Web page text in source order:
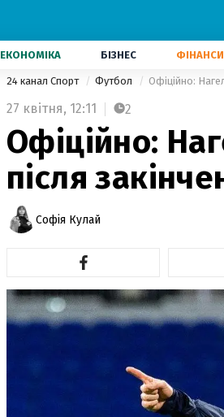
ЕКОНОМІКА БІЗНЕС ФІНАНСИ
24 канал Спорт Футбол Офіційно:
27 квітня, 12:11 2
Офіційно:
після
Софія Кулай